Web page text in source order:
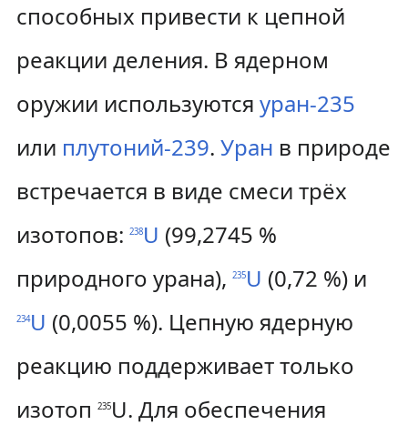
способных привести к цепной
реакции деления. В ядерном
оружии используются уран-235
или плутоний-239. Уран в природе
встречается в виде смеси трёх
изотопов: 238U (99,2745 %
природного урана), 235U (0,72 %) и
234U (0,0055 %). Цепную ядерную
реакцию поддерживает только
изотоп
235U. Для обеспечения